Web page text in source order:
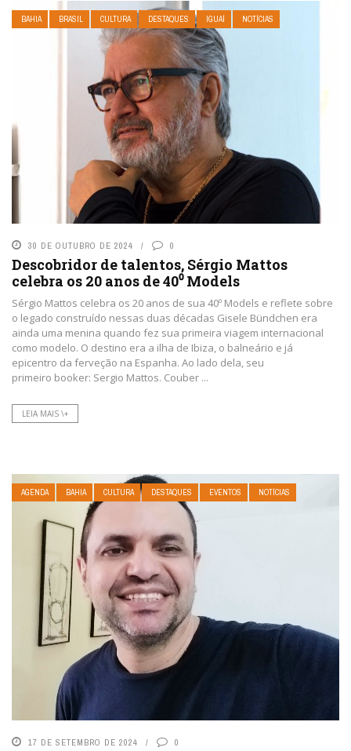
BAHIA BRASIL CULTURA DESTAQUES IGUAÍ NOTÍCIAS
30 DE OUTUBRO DE 2024 0
Descobridor de talentos, Sérgio Mattos
celebra os 20 anos de 40⁰ Models
Sérgio Mattos celebra os 20 anos de sua 40º Models e reflete sobre
o legado construído nessas duas décadas Gisele Bündchen era
ainda uma menina quando fez sua primeira viagem internacional
como modelo. O destino era a ilha de Ibiza, o balneário e já
epicentro da ferveção na Espanha. Ao lado dela, seu
primeiro booker: Sergio Mattos. Couber ...
LEIA MAIS \+
AGENDA BAHIA CULTURA DESTAQUES EVENTOS NOTÍCIAS
17 DE SETEMBRO DE 2024 0